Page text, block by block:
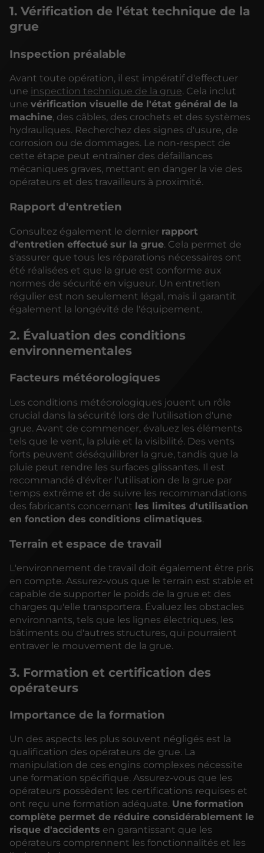
1. Vérification de l'état technique de la
grue
Inspection préalable
Avant toute opération, il est impératif d'effectuer
une inspection technique de la grue. Cela inclut
une vérification visuelle de l'état général de la
machine, des câbles, des crochets et des systèmes
hydrauliques. Recherchez des signes d'usure, de
corrosion ou de dommages. Le non-respect de
cette étape peut entraîner des défaillances
mécaniques graves, mettant en danger la vie des
opérateurs et des travailleurs à proximité.
Rapport d'entretien
Consultez également le dernier rapport
d'entretien effectué sur la grue. Cela permet de
s'assurer que tous les réparations nécessaires ont
été réalisées et que la grue est conforme aux
normes de sécurité en vigueur. Un entretien
régulier est non seulement légal, mais il garantit
également la longévité de l'équipement.
2. Évaluation des conditions
environnementales
Facteurs météorologiques
Les conditions météorologiques jouent un rôle
crucial dans la sécurité lors de l'utilisation d'une
grue. Avant de commencer, évaluez les éléments
tels que le vent, la pluie et la visibilité. Des vents
forts peuvent déséquilibrer la grue, tandis que la
pluie peut rendre les surfaces glissantes. Il est
recommandé d'éviter l'utilisation de la grue par
temps extrême et de suivre les recommandations
des fabricants concernant les limites d'utilisation
en fonction des conditions climatiques.
Terrain et espace de travail
L'environnement de travail doit également être pris
en compte. Assurez-vous que le terrain est stable et
capable de supporter le poids de la grue et des
charges qu'elle transportera. Évaluez les obstacles
environnants, tels que les lignes électriques, les
bâtiments ou d'autres structures, qui pourraient
entraver le mouvement de la grue.
3. Formation et certification des
opérateurs
Importance de la formation
Un des aspects les plus souvent négligés est la
qualification des opérateurs de grue. La
manipulation de ces engins complexes nécessite
une formation spécifique. Assurez-vous que les
opérateurs possèdent les certifications requises et
ont reçu une formation adéquate. Une formation
complète permet de réduire considérablement le
risque d'accidents en garantissant que les
opérateurs comprennent les fonctionnalités et les